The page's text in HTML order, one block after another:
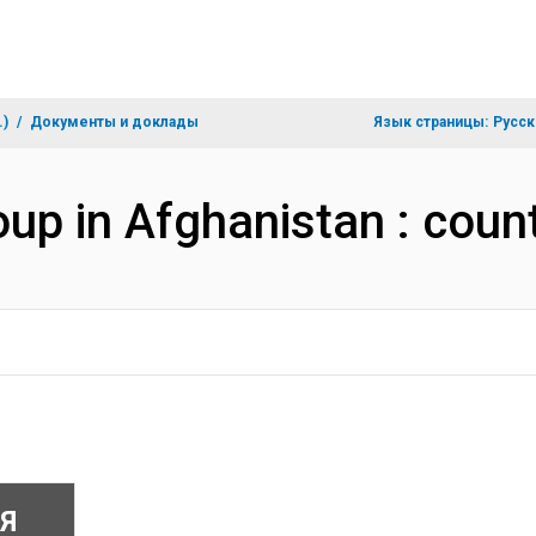
Документы и доклады Язык страницы:
in Afghanistan :